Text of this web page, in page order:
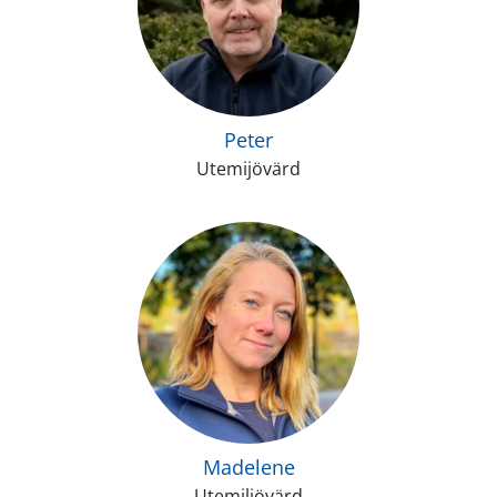
Peter
Utemijövärd
Madelene